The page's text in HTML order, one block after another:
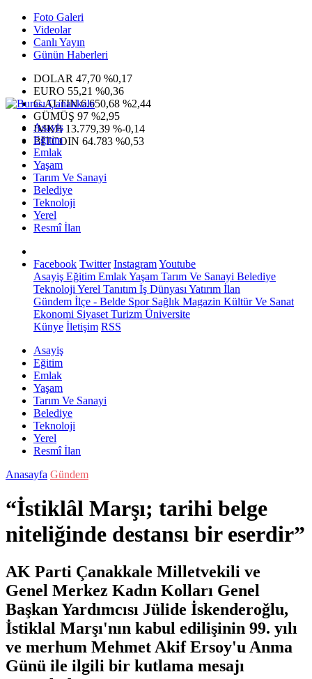
Foto Galeri
Videolar
Canlı Yayın
Günün Haberleri
DOLAR 47,70 %0,17
EURO 55,21 %0,36
G.ALTIN6.650,68 %2,44
GÜMÜŞ 97 %2,95
IMKB 13.779,39 %-0,14
BITCOIN 64.783 %0,53
Asayiş
Eğitim
Emlak
Yaşam
Tarım Ve Sanayi
Belediye
Teknoloji
Yerel
Resmî İlan
Facebook Twitter InstagramYoutube
Asayiş Eğitim EmlakYaşam Tarım Ve Sanayi Belediye
Teknoloji Yerel Tanıtım İş Dünyası Yatırım İlan
Gündem İlçe - Belde SporSağlık Magazin Kültür Ve Sanat
Ekonomi Siyaset Turizm Üniversite
Künye İletişim RSS
Asayiş
Eğitim
Emlak
Yaşam
Tarım Ve Sanayi
Belediye
Teknoloji
Yerel
Resmî İlan
Anasayfa Gündem
“İstiklâl Marşı; tarihi belge
niteliğinde destansı bir eserdir”
AK Parti Çanakkale Milletvekili ve
Genel Merkez Kadın Kolları Genel
Başkan Yardımcısı Jülide İskenderoğlu,
İstiklal Marşı'nın kabul edilişinin 99. yılı
ve merhum Mehmet Akif Ersoy'u Anma
Günü ile ilgili bir kutlama mesajı